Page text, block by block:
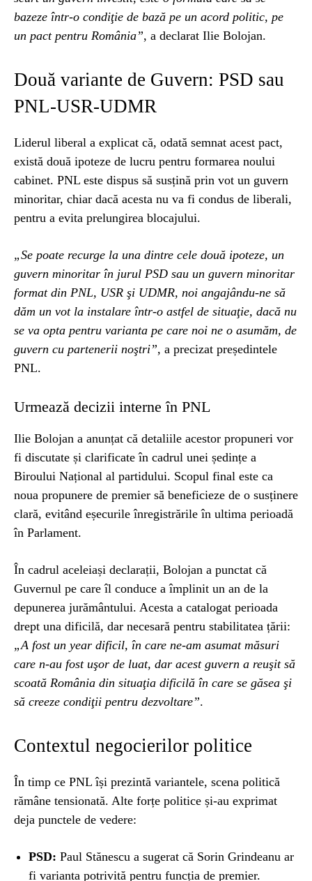
bazeze într-o condiţie de bază pe un acord politic, pe
un pact pentru România”, a declarat Ilie Bolojan.
Două variante de Guvern: PSD sau
PNL-USR-UDMR
Liderul liberal a explicat că, odată semnat acest pact,
există două ipoteze de lucru pentru formarea noului
cabinet. PNL este dispus să susțină prin vot un guvern
minoritar, chiar dacă acesta nu va fi condus de liberali,
pentru a evita prelungirea blocajului.
„Se poate recurge la una dintre cele două ipoteze, un
guvern minoritar în jurul PSD sau un guvern minoritar
format din PNL, USR şi UDMR, noi angajându-ne să
dăm un vot la instalare într-o astfel de situaţie, dacă nu
se va opta pentru varianta pe care noi ne o asumăm, de
guvern cu partenerii noştri”, a precizat președintele
PNL.
Urmează decizii interne în PNL
Ilie Bolojan a anunțat că detaliile acestor propuneri vor
fi discutate și clarificate în cadrul unei ședințe a
Biroului Național al partidului. Scopul final este ca
noua propunere de premier să beneficieze de o susținere
clară, evitând eșecurile înregistrările în ultima perioadă
în Parlament.
În cadrul aceleiași declarații, Bolojan a punctat că
Guvernul pe care îl conduce a împlinit un an de la
depunerea jurământului. Acesta a catalogat perioada
drept una dificilă, dar necesară pentru stabilitatea țării:
„A fost un year dificil, în care ne-am asumat măsuri
care n-au fost uşor de luat, dar acest guvern a reuşit să
scoată România din situaţia dificilă în care se găsea şi
să creeze condiţii pentru dezvoltare”.
Contextul negocierilor politice
În timp ce PNL își prezintă variantele, scena politică
rămâne tensionată. Alte forțe politice și-au exprimat
deja punctele de vedere:
PSD: Paul Stănescu a sugerat că Sorin Grindeanu ar
fi varianta potrivită pentru funcția de premier.